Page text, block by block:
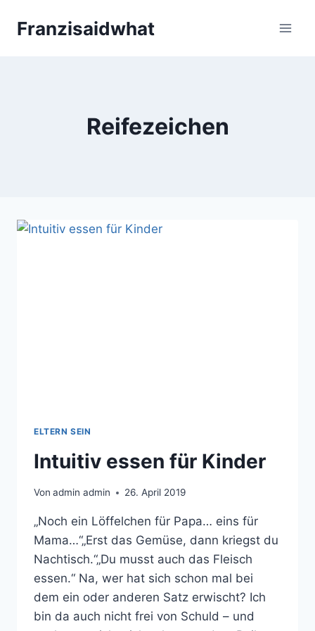
InhaltFranzisaidwhat
Reifezeichen
ELTERN SEIN
Intuitiv essen für Kinder
Von admin admin 26. April 2019
„Noch ein Löffelchen für Papa… eins für
Mama…“„Erst das Gemüse, dann kriegst du
Nachtisch.“„Du musst auch das Fleisch
essen.“ Na, wer hat sich schon mal bei
dem ein oder anderen Satz erwischt? Ich
bin da auch nicht frei von Schuld – und